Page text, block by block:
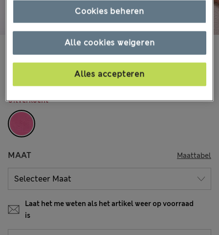
12 Beoordelingen
Alle prijzen zijn inclusief btw en invoerrechten
KLEUR: Fuchsia Mix
Uitverkocht
MAAT Maattabel
Laat het me weten als het artikel weer op voorraad
is
Alle cookies weigeren
Alles accepteren
Cookies beheren